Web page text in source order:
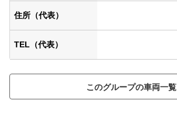
住所（代表）
TEL（代表）
このグループの車両一覧